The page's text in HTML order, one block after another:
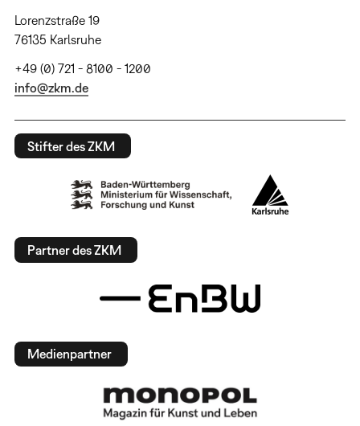
Lorenzstraße 19
76135 Karlsruhe
+49 (0) 721 - 8100 - 1200
info@zkm.de
Stifter des ZKM
Partner des ZKM
Medienpartner